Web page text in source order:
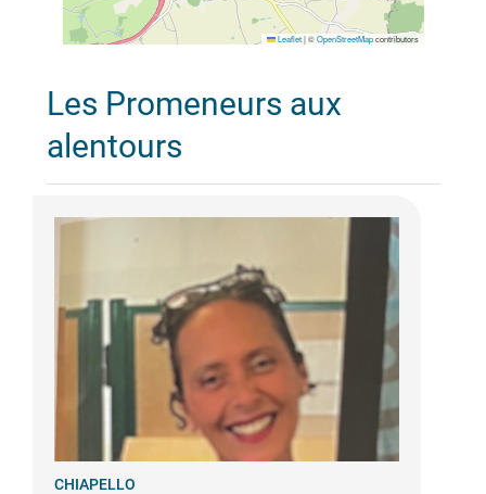
Leaflet |©OpenStreetMapcontributors
Les Promeneurs aux
alentours
CHIAPELLO